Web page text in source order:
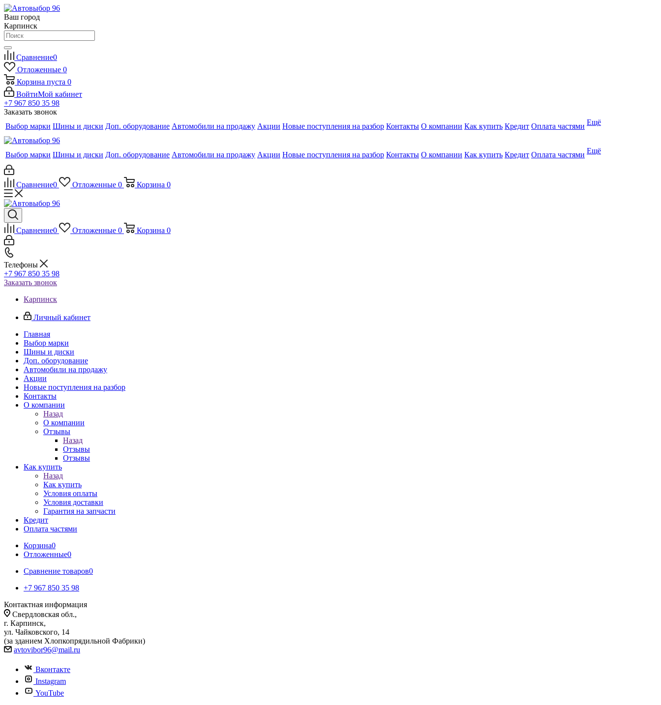
Ваш город
Карпинск
Сравнение0
Отложенные 0
Корзина пуста 0
ВойтиМой кабинет
+7 967 850 35 98
Заказать звонок
Выбор марки Шины и диски Доп. оборудование Автомобили на продажу Акции Новые поступления на разбор Контакты О компании Как купить Кредит Оплата частями Ещё
Выбор марки Шины и диски Доп. оборудование Автомобили на продажу Акции Новые поступления на разбор Контакты О компании Как купить Кредит Оплата частями Ещё
Сравнение0 Отложенные 0 Корзина 0
Сравнение0 Отложенные 0 Корзина 0
Телефоны
+7 967 850 35 98
Заказать звонок
Карпинск
Личный кабинет
Главная
Выбор марки
Шины и диски
Доп. оборудование
Автомобили на продажу
Акции
Новые поступления на разбор
Контакты
О компании
Назад
О компании
Отзывы
Назад
Отзывы
Отзывы
Как купить
Назад
Как купить
Условия оплаты
Условия доставки
Гарантия на запчасти
Кредит
Оплата частями
Корзина0
Отложенные0
Сравнение товаров0
+7 967 850 35 98
Контактная информация
Свердловская обл.,
г. Карпинск,
ул. Чайковского, 14
(за зданием Хлопкопрядильной Фабрики)
avtovibor96@mail.ru
Вконтакте
Instagram
YouTube